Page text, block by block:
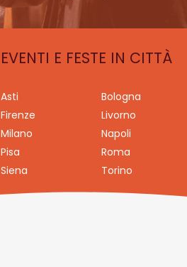
EVENTI E FESTE IN CITTÀ
Asti Bologna
Firenze
Livorno
Milano
Napoli
Pisa
Roma
Siena
Torino